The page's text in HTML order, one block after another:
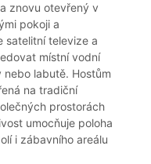
znovu otevřený v
pokoji a
satelitní televize a
místní vodní
labutě. Hostům
na tradiční
prostorách
umocňuje poloha
i zábavního areálu